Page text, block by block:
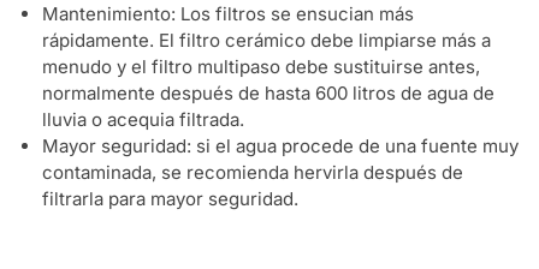
Mantenimiento: Los filtros se ensucian más
rápidamente. El filtro cerámico debe limpiarse más a
menudo y el filtro multipaso debe sustituirse antes,
normalmente después de hasta 600 litros de agua de
lluvia o acequia filtrada.
Mayor seguridad: si el agua procede de una fuente muy
contaminada, se recomienda hervirla después de
filtrarla para mayor seguridad.